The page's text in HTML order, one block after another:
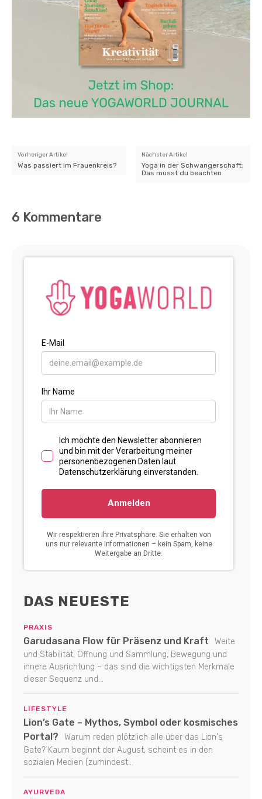
Vorheriger Artikel
Was passiert im Frauenkreis?
Nächster Artikel
Yoga in der Schwangerschaft:
Das musst du beachten
6 Kommentare
DAS NEUESTE
PRAXIS
Garudasana Flow für Präsenz und Kraft
Weite
und Stabilität, Öffnung und Sammlung, Bewegung und
innere Ausrichtung – das sind die wichtigsten Merkmale
dieser Sequenz und...
LIFESTYLE
Lion’s Gate – Mythos, Symbol oder kosmisches
Portal?
Warum reden plötzlich alle über das Lion's
Gate? Kaum beginnt der August, scheint es in den
sozialen Medien (zumindest...
AYURVEDA